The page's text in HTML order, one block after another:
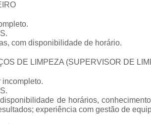
com disponibilidade de horário.
DE LIMPEZA (SUPERVISOR DE
incompleto.
de horários,
experiência com gestão de